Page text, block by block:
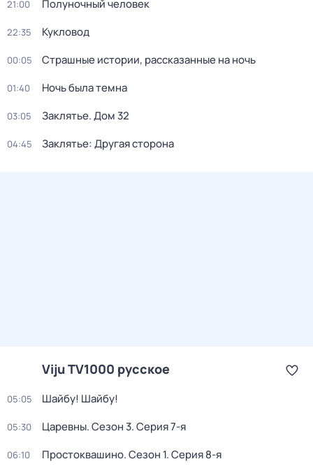
21:00 Полуночный человек
22:35 Кукловод
00:05 Страшные истории, рассказанные на ночь
01:40 Ночь была темна
03:05 Заклятье. Дом 32
04:45 Заклятье: Другая сторона
Viju TV1000 русское
05:05 Шайбу! Шайбу!
05:30 Царевны. Сезон 3. Серия 7-я
06:10 Простоквашино. Сезон 1. Серия 8-я